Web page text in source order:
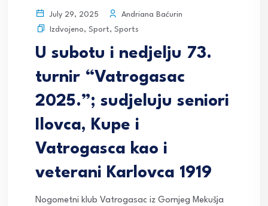
July 29, 2025
Andriana Baćurin
Izdvojeno, Sport, Sports
U subotu i nedjelju 73.
turnir “Vatrogasac
2025.”; sudjeluju seniori
Ilovca, Kupe i
Vatrogasca kao i
veterani Karlovca 1919
Nogometni klub Vatrogasac iz Gornjeg Mekušja